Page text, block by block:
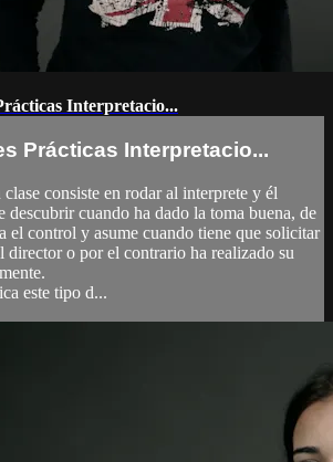
Interpretacio...
Prácticas Interpretacio...
clase consiste en rodar al interprete y él
descubrir cuando ha dado la toma buena, de
el control y asume cuando tiene que solicitar
director o por el contrario ha realizado su
este tipo d...